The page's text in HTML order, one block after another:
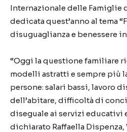
Internazionale delle Famiglie
dedicata quest’anno al tema
disuguaglianza e benessere
“Oggi la questione familiare
modelli astratti e sempre più
persone: salari bassi, lavoro
dell’abitare, difficoltà di
diseguale ai servizi educativi
dichiarato Raffaella